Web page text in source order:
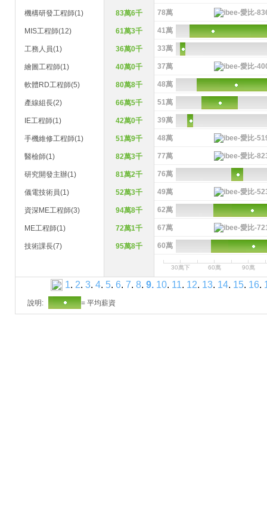
機構研發工程師(1) 83萬6千 78萬
MIS工程師(12) 61萬3千 41萬
工務人員(1) 36萬0千 33萬
繪圖工程師(1) 40萬0千 37萬
軟體RD工程師(5) 80萬8千 48萬
產線組長(2) 66萬5千 51萬
IE工程師(1) 42萬0千 39萬
手機維修工程師(1) 51萬9千 48萬
醫檢師(1) 82萬3千 77萬
研究開發主辦(1) 81萬2千 76萬
儀電技術員(1) 52萬3千 49萬
資深ME工程師(3) 94萬8千 62萬
ME工程師(1) 72萬1千 67萬
技術課長(7) 95萬8千 60萬
30萬下 60萬 90萬
1. 2. 3. 4. 5. 6. 7. 8. 9. 10. 11. 12. 13. 14. 15. 16.
說明: = 平均薪資